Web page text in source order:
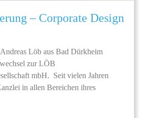
– Corporate Design
Löb aus Bad Dürkheim
zur LÖB
mbH. Seit vielen Jahren
in allen Bereichen ihres